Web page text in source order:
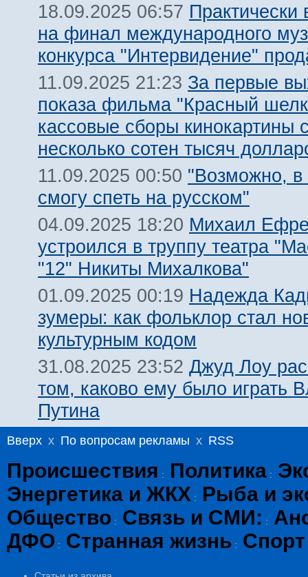
18.09.2025 06:57 Практически
на финал международного
конкурса "Интервидение"
11.09.2025 21:23 За первые
показа фильма "Красный
кассовые сборы кинокартины
несколько сотен тысяч
11.09.2025 00:50 "Возможно,
смогу спеть на русском"
04.09.2025 18:20 Михаил
устроился в труппу театра
"12" Никиты Михалкова"
01.09.2025 00:19 Надежда
зумеры: как фольклор стал
культурным кодом
31.08.2025 23:52 Джуд Лоу
том, каково ему было играть
Путина
Вверх x По вопросам рекламы x RSS
Происшествия : Политика :
Энергетика и ЖКХ :
Рыба и
Общество : Связь и СМИ: :
ДФО : Странная жизнь : Спорт